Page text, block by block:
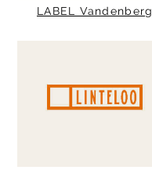
LABEL Vandenberg